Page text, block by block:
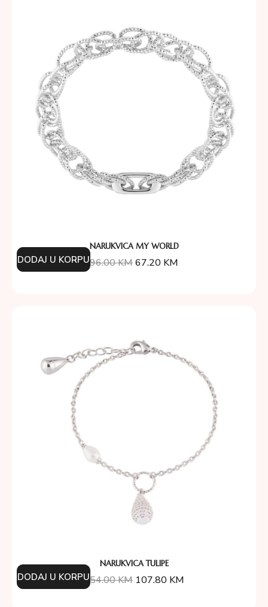
NARUKVICA MY WORLD
96.00KM67.20 KM
DODAJ U KORPU
NARUKVICA TULIPE
154.00KM 107.80 KM
DODAJ U KORPU